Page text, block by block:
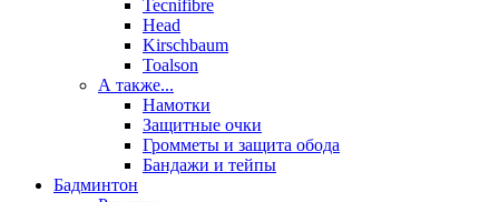
Tecnifibre
Head
Kirschbaum
Toalson
А также...
Намотки
Защитные очки
Громметы и защита обода
Бандажи и тейпы
Бадминтон